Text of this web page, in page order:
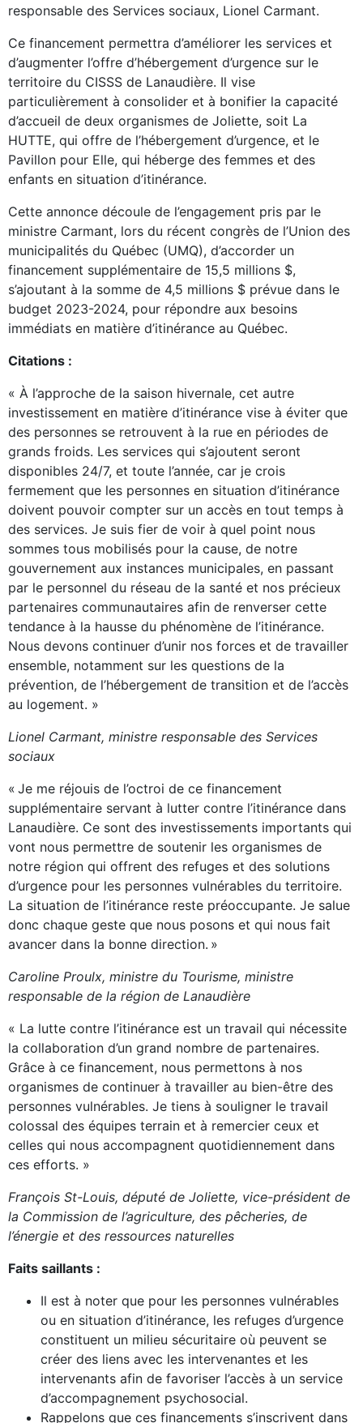
responsable des Services sociaux, Lionel Carmant.
Ce financement permettra d’améliorer les services et
d’augmenter l’offre d’hébergement d’urgence sur le
territoire du CISSS de Lanaudière. Il vise
particulièrement à consolider et à bonifier la capacité
d’accueil de deux organismes de Joliette, soit La
HUTTE, qui offre de l’hébergement d’urgence, et le
Pavillon pour Elle, qui héberge des femmes et des
enfants en situation d’itinérance.
Cette annonce découle de l’engagement pris par le
ministre Carmant, lors du récent congrès de l’Union des
municipalités du Québec (UMQ), d’accorder un
financement supplémentaire de 15,5 millions $,
s’ajoutant à la somme de 4,5 millions $ prévue dans le
budget 2023-2024, pour répondre aux besoins
immédiats en matière d’itinérance au Québec.
Citations :
« À l’approche de la saison hivernale, cet autre
investissement en matière d’itinérance vise à éviter que
des personnes se retrouvent à la rue en périodes de
grands froids. Les services qui s’ajoutent seront
disponibles 24/7, et toute l’année, car je crois
fermement que les personnes en situation d’itinérance
doivent pouvoir compter sur un accès en tout temps à
des services. Je suis fier de voir à quel point nous
sommes tous mobilisés pour la cause, de notre
gouvernement aux instances municipales, en passant
par le personnel du réseau de la santé et nos précieux
partenaires communautaires afin de renverser cette
tendance à la hausse du phénomène de l’itinérance.
Nous devons continuer d’unir nos forces et de travailler
ensemble, notamment sur les questions de la
prévention, de l’hébergement de transition et de l’accès
au logement. »
Lionel Carmant, ministre responsable des Services
sociaux
« Je me réjouis de l’octroi de ce financement
supplémentaire servant à lutter contre l’itinérance dans
Lanaudière. Ce sont des investissements importants qui
vont nous permettre de soutenir les organismes de
notre région qui offrent des refuges et des solutions
d’urgence pour les personnes vulnérables du territoire.
La situation de l’itinérance reste préoccupante. Je salue
donc chaque geste que nous posons et qui nous fait
avancer dans la bonne direction. »
Caroline Proulx, ministre du Tourisme, ministre
responsable de la région de Lanaudière
« La lutte contre l’itinérance est un travail qui nécessite
la collaboration d’un grand nombre de partenaires.
Grâce à ce financement, nous permettons à nos
organismes de continuer à travailler au bien-être des
personnes vulnérables. Je tiens à souligner le travail
colossal des équipes terrain et à remercier ceux et
celles qui nous accompagnent quotidiennement dans
ces efforts. »
François St-Louis, député de Joliette, vice-président de
la Commission de l’agriculture, des pêcheries, de
l’énergie et des ressources naturelles
Faits saillants :
Il est à noter que pour les personnes vulnérables
ou en situation d’itinérance, les refuges d’urgence
constituent un milieu sécuritaire où peuvent se
créer des liens avec les intervenantes et les
intervenants afin de favoriser l’accès à un service
d’accompagnement psychosocial.
Rappelons que ces financements s’inscrivent dans